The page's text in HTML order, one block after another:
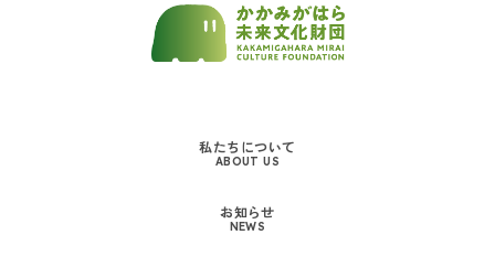
私たちについて
ABOUT US
お知らせ
NEWS